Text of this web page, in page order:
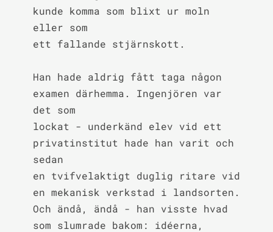
kunde komma som blixt ur moln
eller som
ett fallande stjärnskott.
Han hade aldrig fått taga någon
examen därhemma. Ingenjören var
det som
lockat - underkänd elev vid ett
privatinstitut hade han varit och
sedan
en tvifvelaktigt duglig ritare vid
en mekanisk verkstad i landsorten.
Och ändå, ändå - han visste hvad
som slumrade bakom: idéerna,